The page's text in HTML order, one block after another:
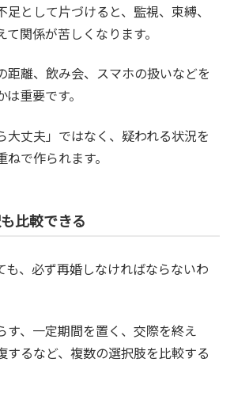
足として片づけると、監視、束縛、
関係が苦しくなります。
距離、飲み会、スマホの扱いなどを
重要です。
大丈夫」ではなく、疑われる状況を
で作られます。
比較できる
も、必ず再婚しなければならないわ
す、一定期間を置く、交際を終え
するなど、複数の選択肢を比較する